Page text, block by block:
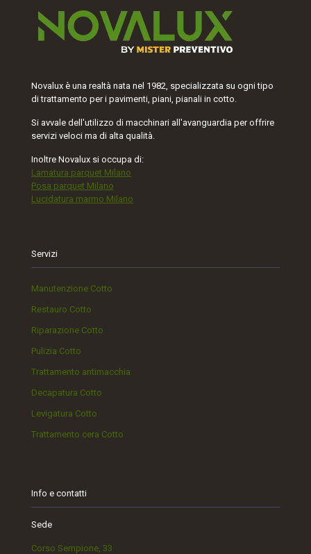
Novalux è una realtà nata nel 1982, specializzata su ogni tipo
di trattamento per i pavimenti, piani, pianali in cotto.
Si avvale dell'utilizzo di macchinari all'avanguardia per offrire
servizi veloci ma di alta qualità.
Inoltre Novalux si occupa di:
Lamatura parquet Milano
Posa parquet Milano
Lucidatura marmo Milano
Servizi
Manutenzione Cotto
Restauro Cotto
Riparazione Cotto
Pulizia Cotto
Trattamento antimacchia
Decapatura Cotto
Levigatura Cotto
Trattamento cera Cotto
Info e contatti
Sede
Corso Sempione, 33